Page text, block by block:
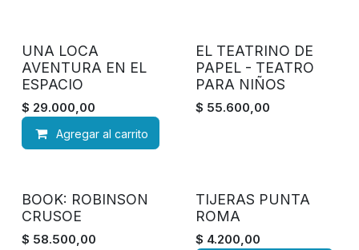
UNA LOCA
AVENTURA EN EL
ESPACIO
$ 29.000,00
Agregar al carrito
EL TEATRINO DE
PAPEL - TEATRO
PARA NIÑOS
$ 55.600,00
Agotado
BOOK: ROBINSON
CRUSOE
$ 58.500,00
TIJERAS PUNTA
ROMA
$ 4.200,00